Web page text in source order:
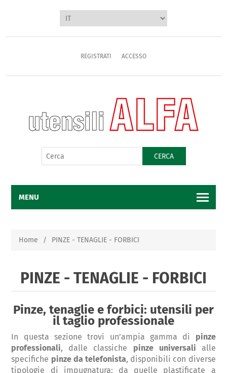
REGISTRATI ACCESSO
CERCA
MENU
Home / PINZE - TENAGLIE - FORBICI
PINZE - TENAGLIE - FORBICI
Pinze, tenaglie e forbici: utensili per
il taglio professionale
In questa sezione trovi un’ampia gamma di pinze
professionali, dalle classiche pinze universali alle
specifiche pinze da telefonista, disponibili con diverse
tipologie di impugnatura: da quelle plastificate a